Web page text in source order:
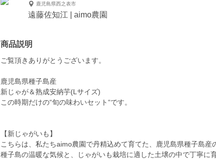
鹿児島県西之表市
遠藤佐知江 | aimo農園
商品説明
ご覧頂きありがとうございます。
鹿児島県種子島産
新じゃが＆熟成安納芋(Lサイズ)
この時期だけの“旬の味わいセット“です。
【新じゃがいも】
こちらは、私たちaimo農園で丹精込めて育てた、鹿児島県種子島産
種子島の温暖な気候と、じゃがいも栽培に適した土壌の中で丁寧に